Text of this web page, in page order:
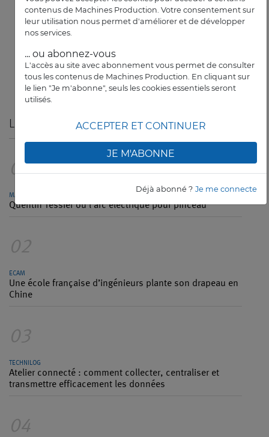
contenus de Machines Production. Votre consentement sur
leur utilisation nous permet d'améliorer et de développer
nos services.
... ou abonnez-vous
L'accès au site avec abonnement vous permet de consulter
tous les contenus de Machines Production. En cliquant sur
le lien "Je m'abonne", seuls les cookies essentiels seront
utilisés.
ACCEPTER ET CONTINUER
JE M'ABONNE
Déjà abonné ? Je me connecte
ABB FRANCE DIV ROBOTIQUE
Une IA générative pour améliorer l’efficacité
énergétique
COMPOSANTS ARTICLE
LES PLUS LUS
01
MACHINES PRODUCTION
Quentin Tessier ou l’arc électrique pour pinceau
02
ECAM
Une école française d’ingénieurs plante son drapeau en
Chine
03
TECHNILOG
Atelier connecté : comment collecter, centraliser et
transmettre efficacement les données
04